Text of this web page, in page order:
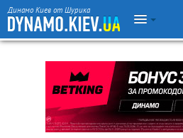
Динамо Киев от Шурика